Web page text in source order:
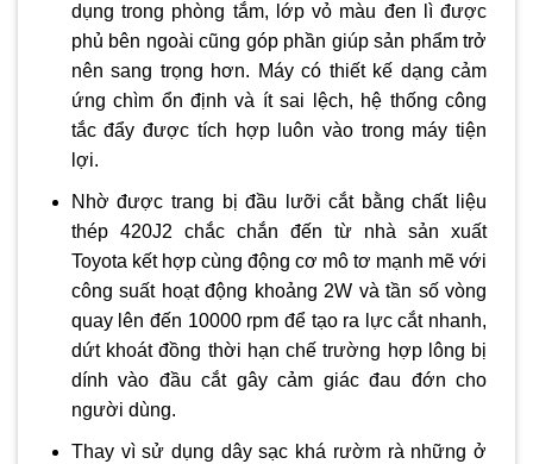
dụng trong phòng tắm, lớp vỏ màu đen lì được
phủ bên ngoài cũng góp phần giúp sản phẩm trở
nên sang trọng hơn. Máy có thiết kế dạng cảm
ứng chìm ổn định và ít sai lệch, hệ thống công
tắc đẩy được tích hợp luôn vào trong máy tiện
lợi.
Nhờ được trang bị đầu lưỡi cắt bằng chất liệu
thép 420J2 chắc chắn đến từ nhà sản xuất
Toyota kết hợp cùng động cơ mô tơ mạnh mẽ với
công suất hoạt động khoảng 2W và tần số vòng
quay lên đến 10000 rpm để tạo ra lực cắt nhanh,
dứt khoát đồng thời hạn chế trường hợp lông bị
dính vào đầu cắt gây cảm giác đau đớn cho
người dùng.
Thay vì sử dụng dây sạc khá rườm rà những ở